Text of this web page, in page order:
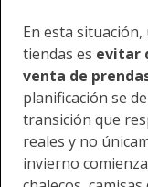
En esta
tiendas es evitar
venta de
planificación se
transición que
reales y no
invierno